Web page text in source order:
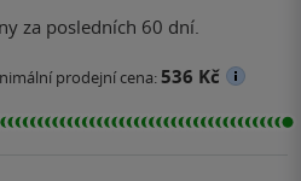
za posledních 60 dní.
prodejní cena:536 Kč